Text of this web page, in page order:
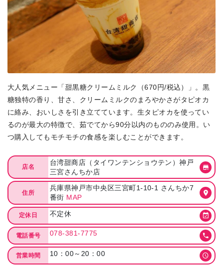
大人気メニュー「甜黒糖クリームミルク（670円/税込）」。黒
糖独特の香り、甘さ、クリームミルクのまろやかさがタピオカ
に絡み、おいしさを引き立てています。生タピオカを使ってい
るのが最大の特徴で、茹でてから90分以内のもののみ使用。い
つ購入してもモチモチの食感を楽しむことができます。
店名
台湾甜商店（タイワンテンショウテン）神戸
三宮さんちか店
住所
兵庫県神戸市中央区三宮町1-10-1 さんちか7
番街 MAP
定休日 不定休
電話番号 078-381-7775
営業時間 10：00～20：00